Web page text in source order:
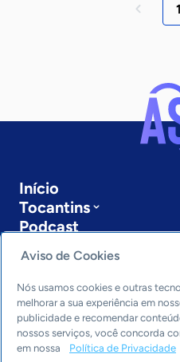
1
Início
Tocantins
Podcast
Últimas notícias
Entre em contato
Editorias
Economia & Política
Inovação & Tecnologia
Aviso de Cookies
Nós usamos cookies e outras
melhorar a sua experiência em
publicidade e recomendar
nossos serviços, você concorda
em nossa
Política de Privacidade